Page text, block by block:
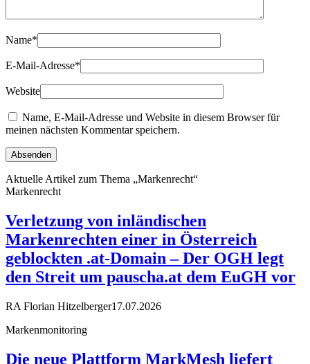
Name*
E-Mail-Adresse*
Website
Name, E-Mail-Adresse und Website in diesem Browser für
meinen nächsten Kommentar speichern.
Aktuelle Artikel zum Thema „Markenrecht“
Markenrecht
Verletzung von inländischen
Markenrechten einer in Österreich
geblockten .at-Domain – Der OGH legt
den Streit um pauscha.at dem EuGH vor
RA Florian Hitzelberger17.07.2026
Markenmonitoring
Die neue Plattform MarkMesh liefert